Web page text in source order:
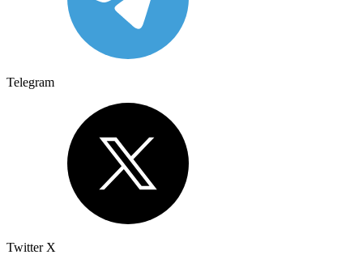
Telegram
Twitter X